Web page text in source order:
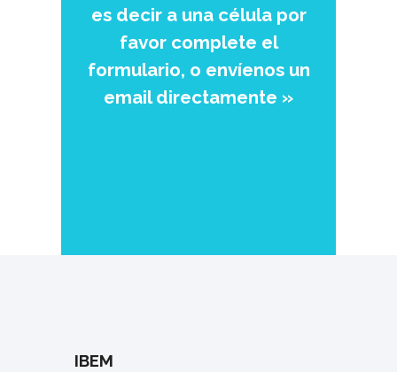
es decir a una célula por
favor complete el
formulario, o envíenos un
email directamente »
IBEM